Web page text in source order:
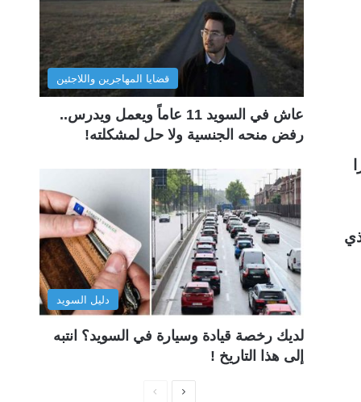
قضايا المهاجرين واللاجئين
عاش في السويد 11 عاماً ويعمل ويدرس..
رفض منحه الجنسية ولا حل لمشكلته!
دليل السويد
لديك رخصة قيادة وسيارة في السويد؟ انتبه
إلى هذا التاريخ !